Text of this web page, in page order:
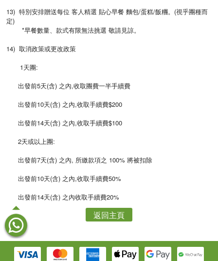
13) 特別安排贈送每位 客人精選 貼心早餐 麵包/蛋糕/飯糰。(視乎團種而
定)
*早餐數量、款式有限無法挑選 敬請見諒。
14) 取消政策或更改政策
1天團:
出發前5天(含) 之內,收取團費一半手續費
出發前10天(含) 之內,收取手續費$200
出發前14天(含) 之內,收取手續費$100
2天或以上團:
出發前7天(含) 之內, 所繳款項之 100% 將被扣除
出發前10天(含) 之內,收取手續費50%
出發前14天(含) 之內收取手續費20%
返回主頁